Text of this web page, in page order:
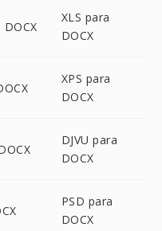
XLS para
DOCX
XPS para
DOCX
DJVU para
DOCX
PSD para
DOCX